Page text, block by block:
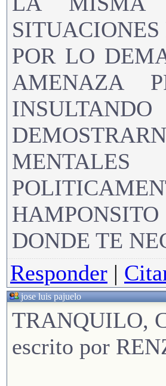
POR LO
AMENAZA
DONDE TE
Responder |
jose luis pajuelo
TRANQUILO,
escrito por